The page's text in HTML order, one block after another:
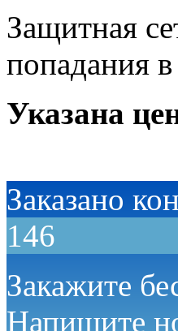
Защитная
попадания
Указана
Заказано
146
Закажите
Напишите